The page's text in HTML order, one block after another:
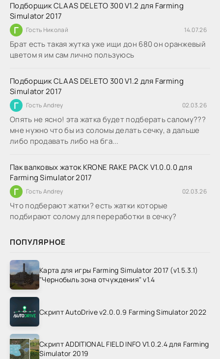
Подборщик CLAAS DELETO 300 V1.2 для Farming
Simulator 2017
Г Гость Николай 14.07.26
Брат есть такая жутка уже ищи дон 680 он оранжевый
цветом я им сам лично пользуюсь
Подборщик CLAAS DELETO 300 V1.2 для Farming
Simulator 2017
Г Гость Andrey 02.03.26
Опять не ясно! эта жатка будет подберать салому???
мне нужно что бы из соломы делать сечку, а дальше
либо продавать либо на бга...
Пак валковых жаток KRONE RAKE PACK V1.0.0.0 для
Farming Simulator 2017
Г Гость Andrey 02.03.26
Что подберают жатки? есть жатки которые
подбирают солому для переработки в сечку?
ПОПУЛЯРНОЕ
Карта для игры Farming Simulator 2017 (v1.5.3.1)
"Чернобыль зона отчуждения" v1.4
Скрипт AutoDrive v2.0.0.9 Farming Simulator 2022
Скрипт ADDITIONAL FIELD INFO V1.0.2.4 для Farming
Simulator 2019